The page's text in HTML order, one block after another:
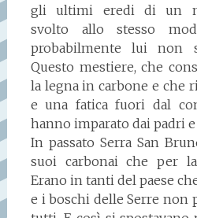
gli ultimi eredi di un
svolto allo stesso
probabilmente lui non
Questo mestiere, che
la legna in carbone e che
e una fatica fuori dal
hanno imparato dai padri
In passato Serra San
suoi carbonai che per la
Erano in tanti del paese
e i boschi delle Serre non